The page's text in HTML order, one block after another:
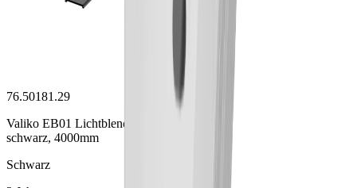
76.50181.29
Valiko EB01 Lichtblende
schwarz, 4000mm
Schwarz